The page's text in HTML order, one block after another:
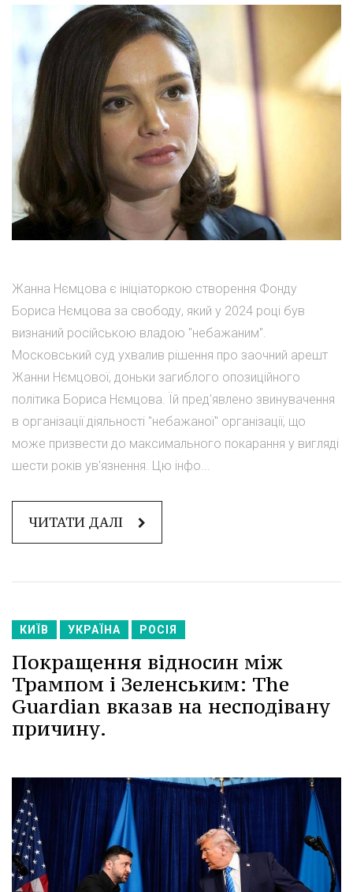
Жанна Нємцова є ініціаторкою створення Фонду
Бориса Нємцова за свободу, який у 2024 році був
визнаний російською владою "небажаним".
Московський суд ухвалив рішення про заочний арешт
Жанни Нємцової, доньки загиблого опозиційного
політика Бориса Нємцова. Їй пред'явлено звинувачення
в організації діяльності "небажаної" організації, що
може призвести до максимального покарання у вигляді
шести років ув'язнення. Цю інфо...
ЧИТАТИ ДАЛІ
КИЇВ УКРАЇНА РОСІЯ
Покращення відносин між
Трампом і Зеленським: The
Guardian вказав на несподівану
причину.